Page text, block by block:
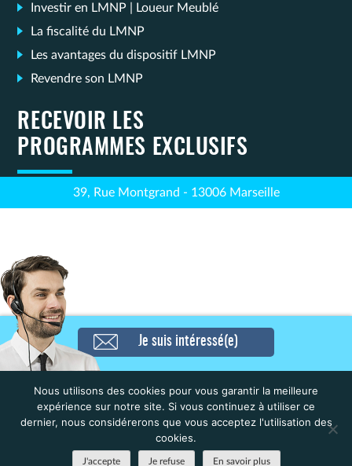
Je suis intéressé(e)
Investir en LMNP | Loueur Meublé
La fiscalité du LMNP
Les avantages du dispositif LMNP
Revendre son LMNP
RECEVOIR LES
PROGRAMMES EXCLUSIFS
39, Rue Montgrand - 13006 Marseille
Nous utilisons des cookies pour vous garantir la meilleure
expérience sur notre site. Si vous continuez à utiliser ce
dernier, nous considérerons que vous acceptez l'utilisation des
cookies.
J'accepte Je refuse En savoir plus
Navigation
l’article
Résidence Etudiante – CERGY
UNIVERSITE 1 (LE CENTAURE)
(Nexity studea) – Cergy
Résidence Médicalisée –
Zoppola (Domidep) – Tonneins